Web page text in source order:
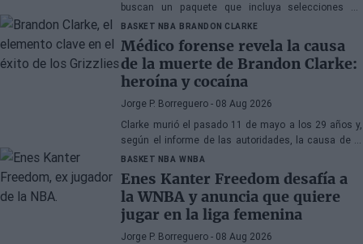
buscan un paquete que incluya selecciones de
primera ronda, jóvenes talentos o una combinación
de ambos
BASKET NBA BRANDON CLARKE
Médico forense revela la causa
de la muerte de Brandon Clarke:
heroína y cocaína
Jorge P. Borreguero - 08 Aug 2026
Clarke murió el pasado 11 de mayo a los 29 años y,
según el informe de las autoridades, la causa de la
muerte fueron los efectos de la heroína y la cocaína
BASKET NBA WNBA
Enes Kanter Freedom desafía a
la WNBA y anuncia que quiere
jugar en la liga femenina
Jorge P. Borreguero - 08 Aug 2026